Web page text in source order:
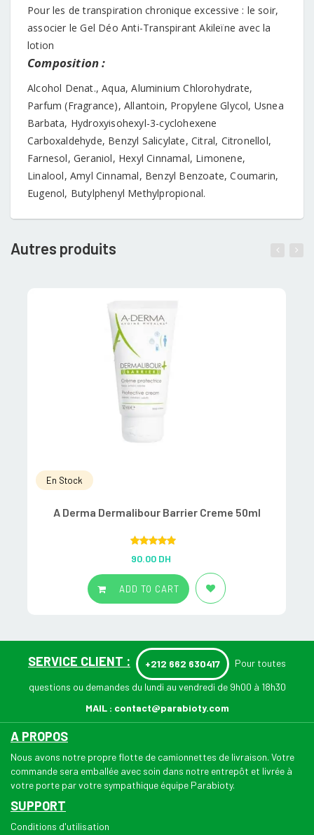
Pour les de transpiration chronique excessive : le soir,
associer le Gel Déo Anti-Transpirant Akileïne avec la
lotion
Composition :
Alcohol Denat., Aqua, Aluminium Chlorohydrate,
Parfum (Fragrance), Allantoin, Propylene Glycol, Usnea
Barbata, Hydroxyisohexyl-3-cyclohexene
Carboxaldehyde, Benzyl Salicylate, Citral, Citronellol,
Farnesol, Geraniol, Hexyl Cinnamal, Limonene,
Linalool, Amyl Cinnamal, Benzyl Benzoate, Coumarin,
Eugenol, Butylphenyl Methylpropional.
Autres produits
En Stock
A Derma Dermalibour Barrier Creme 50ml
out of 5
90.00 DH
ADD TO CART
SERVICE CLIENT : +212 662 630417 Pour toutes
questions ou demandes du lundi au vendredi de 9h00 à 18h30
MAIL : contact@parabioty.com
A PROPOS
Nous avons notre propre flotte de camionnettes de livraison. Votre
commande sera emballée avec soin dans notre entrepôt et livrée à
votre porte par votre sympathique équipe Parabioty.
SUPPORT
Conditions d'utilisation